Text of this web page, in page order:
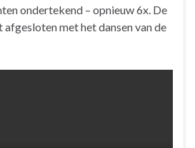
ondertekend – opnieuw 6x. De
met het dansen van de